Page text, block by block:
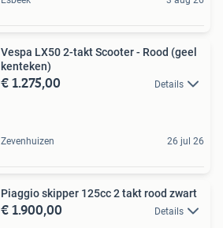
Vespa LX50 2-takt Scooter - Rood (geel
kenteken)
€ 1.275,00 Details
Zevenhuizen 26 jul 26
Piaggio skipper 125cc 2 takt rood zwart
€ 1.900,00 Details